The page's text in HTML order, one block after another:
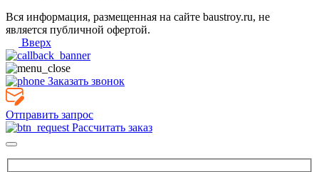
Вся информация, размещенная на сайте baustroy.ru, не
является публичной офертой.
Вверх
Заказать звонок
Отправить запрос
Рассчитать заказ